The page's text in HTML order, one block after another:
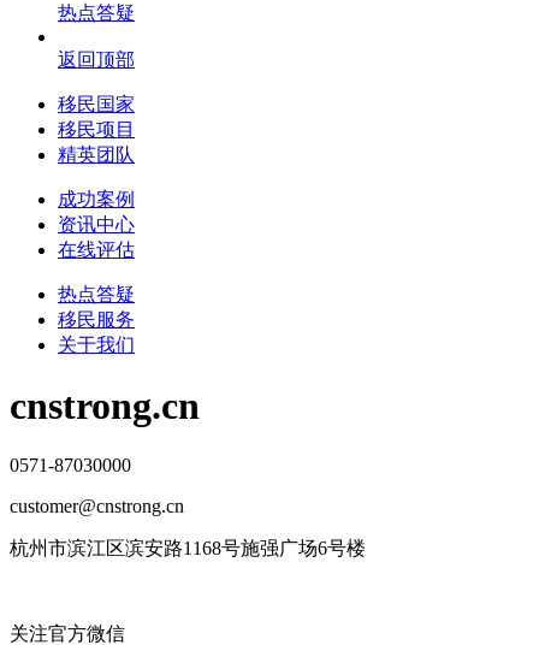
热点答疑
返回顶部
移民国家
移民项目
精英团队
成功案例
资讯中心
在线评估
热点答疑
移民服务
关于我们
cnstrong.cn
0571-87030000
customer@cnstrong.cn
杭州市滨江区滨安路1168号施强广场6号楼
关注官方微信